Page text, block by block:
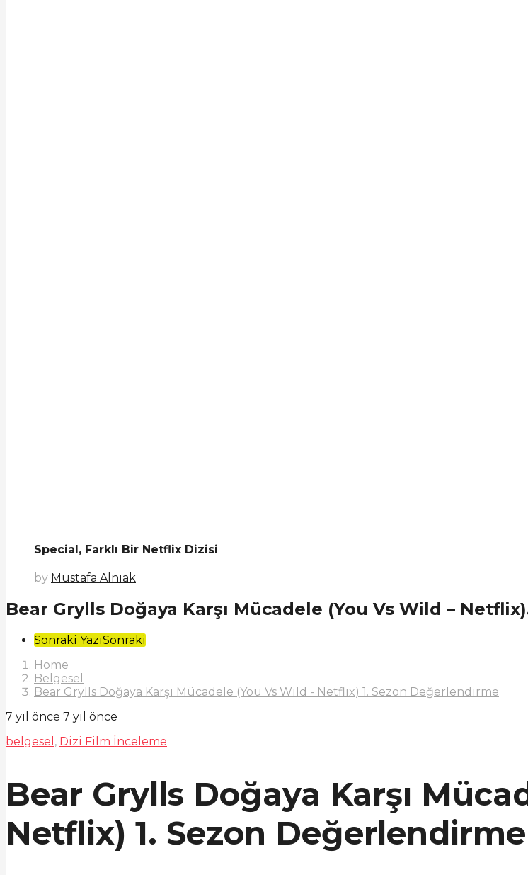
Special, Farklı Bir Netflix Dizisi
by Mustafa Alnıak
Bear Grylls Doğaya Karşı Mücadele (You Vs Wild –
Post
Pagination
Sonraki YazıSonraki
Home
Belgesel
Bear Grylls Doğaya Karşı Mücadele (You Vs Wild - Netflix) 1. Sezon Değerlendirme
7 yıl önce 7 yıl önce
belgesel , Dizi Film İnceleme
Bear Grylls Doğaya Karşı
Netflix) 1. Sezon Değerlendirme